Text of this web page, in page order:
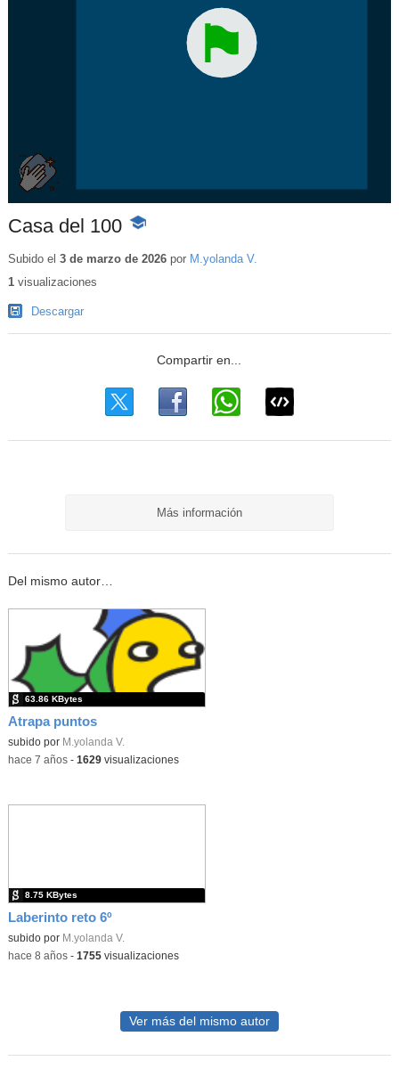
Casa del 100 -
educativo
Subido el 3 de marzo de 2026por M.yolanda V.
1visualizaciones
Descargar
Más información
Del mismo autor…
Atrapa puntos
subido por M.yolanda V.
63.86 KBytes
-hace 7 años- 1629visualizaciones
Laberinto reto 6º
subido por M.yolanda V.
8.75 KBytes
-hace 8 años- 1755visualizaciones
Ver más del mismo autor